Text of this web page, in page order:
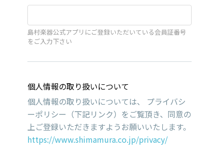
島村楽器公式アプリにご登録いただいている会員証番号
をご入力下さい
個人情報の取り扱いについて
個人情報の取り扱いについては、 プライバシ
ーポリシー（下記リンク）をご覧頂き、同意の
上ご登録いただきますようお願いいたします。
https://www.shimamura.co.jp/privacy/